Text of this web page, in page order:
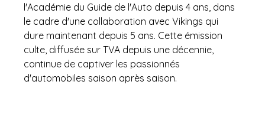
l'Académie du Guide de l'Auto depuis 4 ans, dans
le cadre d'une collaboration avec Vikings qui
dure maintenant depuis 5 ans. Cette émission
culte, diffusée sur TVA depuis une décennie,
continue de captiver les passionnés
d'automobiles saison après saison.